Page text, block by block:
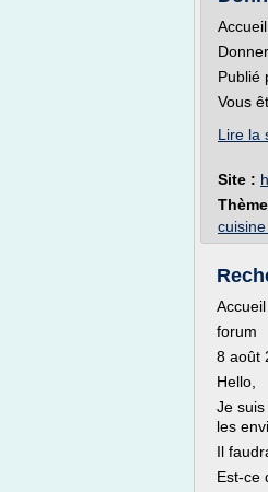
Publié
Vous
Lire la
Site :
forum
8 août
Hello,
Je
les
Il
Est-ce